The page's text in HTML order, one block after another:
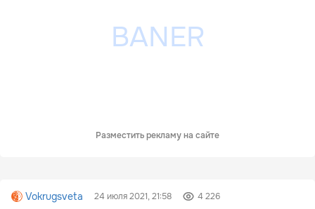
Разместить рекламу на сайте
Vokrugsveta 24 июля 2021, 21:58 4 226